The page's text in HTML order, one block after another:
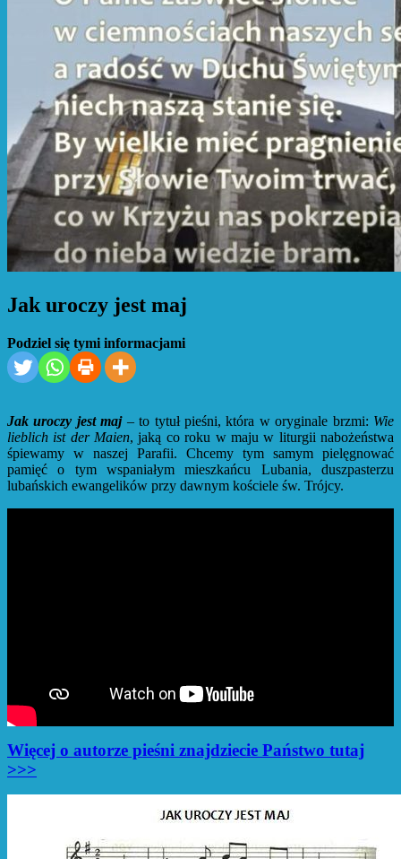
Jak uroczy jest maj
Podziel się tymi informacjami
Jak uroczy jest maj – to tytuł pieśni, która w oryginale brzmi: Wie
lieblich ist der Maien, jaką co roku w maju w liturgii nabożeństwa
śpiewamy w naszej Parafii. Chcemy tym samym pielęgnować
pamięć o tym wspaniałym mieszkańcu Lubania, duszpasterzu
lubańskich ewangelików przy dawnym kościele św. Trójcy.
Więcej o autorze pieśni znajdziecie Państwo tutaj
>>>